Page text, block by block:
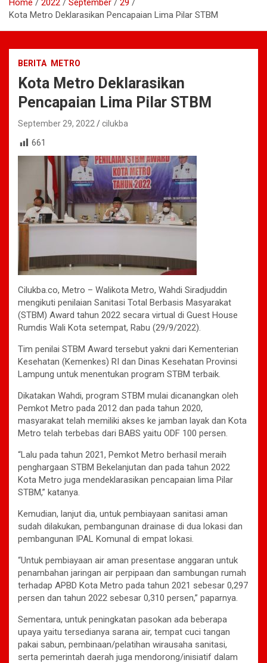
Home 2022 September
29
Kota Metro Deklarasikan Pencapaian Lima Pilar STBM
BERITA METRO
Kota Metro Deklarasikan
Pencapaian Lima Pilar STBM
September 29, 2022
cilukba
661
Cilukba.co, Metro – Walikota Metro, Wahdi Siradjuddin
mengikuti penilaian Sanitasi Total Berbasis Masyarakat
(STBM) Award tahun 2022 secara virtual di Guest House
Rumdis Wali Kota setempat, Rabu (29/9/2022).
Tim penilai STBM Award tersebut yakni dari Kementerian
Kesehatan (Kemenkes) RI dan Dinas Kesehatan Provinsi
Lampung untuk menentukan program STBM terbaik.
Dikatakan Wahdi, program STBM mulai dicanangkan oleh
Pemkot Metro pada 2012 dan pada tahun 2020,
masyarakat telah memiliki akses ke jamban layak dan Kota
Metro telah terbebas dari BABS yaitu ODF 100 persen.
“Lalu pada tahun 2021, Pemkot Metro berhasil meraih
penghargaan STBM Bekelanjutan dan pada tahun 2022
Kota Metro juga mendeklarasikan pencapaian lima Pilar
STBM,” katanya.
Kemudian, lanjut dia, untuk pembiayaan sanitasi aman
sudah dilakukan, pembangunan drainase di dua lokasi dan
pembangunan IPAL Komunal di empat lokasi.
“Untuk pembiayaan air aman presentase anggaran untuk
penambahan jaringan air perpipaan dan sambungan rumah
terhadap APBD Kota Metro pada tahun 2021 sebesar 0,297
persen dan tahun 2022 sebesar 0,310 persen,” paparnya.
Sementara, untuk peningkatan pasokan ada beberapa
upaya yaitu tersedianya sarana air, tempat cuci tangan
pakai sabun, pembinaan/pelatihan wirausaha sanitasi,
serta pemerintah daerah juga mendorong/inisiatif dalam